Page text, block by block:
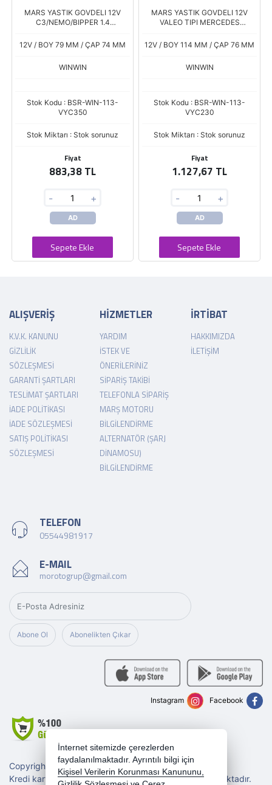
MARS YASTIK GOVDELI 12V
C3/NEMO/BIPPER 1.4
1.6 HDI D7G Boy.79 Cap.74
12V / BOY 79 MM / ÇAP 74 MM
WINWIN
Stok Kodu : BSR-WIN-113-
VYC350
Stok Miktarı : Stok sorunuz
Fiyat
883,38 TL
- +
AD
Sepete Ekle
MARS YASTIK GOVDELI 12V
VALEO TIPI MERCEDES
12V / BOY 114 MM / ÇAP 76 MM
WINWIN
Stok Kodu : BSR-WIN-113-
VYC230
Stok Miktarı : Stok sorunuz
Fiyat
1.127,67 TL
- +
AD
Sepete Ekle
ALIŞVERİŞ
K.V.K. KANUNU
GIZLILIK
SÖZLEŞMESI
GARANTI ŞARTLARI
TESLIMAT ŞARTLARI
İADE POLITIKASI
İADE SÖZLEŞMESI
SATIŞ POLITIKASI
SÖZLEŞMESI
HİZMETLER
YARDIM
İSTEK VE
ÖNERILERINIZ
SIPARIŞ TAKIBI
TELEFONLA SIPARIŞ
MARŞ MOTORU
BILGILENDIRME
ALTERNATÖR (ŞARJ
DINAMOSU)
BILGILENDIRME
İRTİBAT
HAKKIMIZDA
İLETIŞIM
TELEFON
05544981917
E-MAIL
morotogrup@gmail.com
Abone Ol Abonelikten Çıkar
Copyright 2026 morotogrup.com - Tüm hakları saklıdır.
Kredi kartı bilgileriniz 256bit SSL sertifikası ile korunmaktadır.
Facebook
Instagram
İnternet sitemizde çerezlerden
faydalanılmaktadır. Ayrıntılı bilgi için
Kişisel Verilerin Korunması Kanununu,